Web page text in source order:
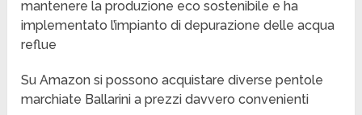
mantenere la produzione eco sostenibile e ha
implementato l’impianto di depurazione delle acqua
reflue
Su Amazon si possono acquistare diverse pentole
marchiate Ballarini a prezzi davvero convenienti